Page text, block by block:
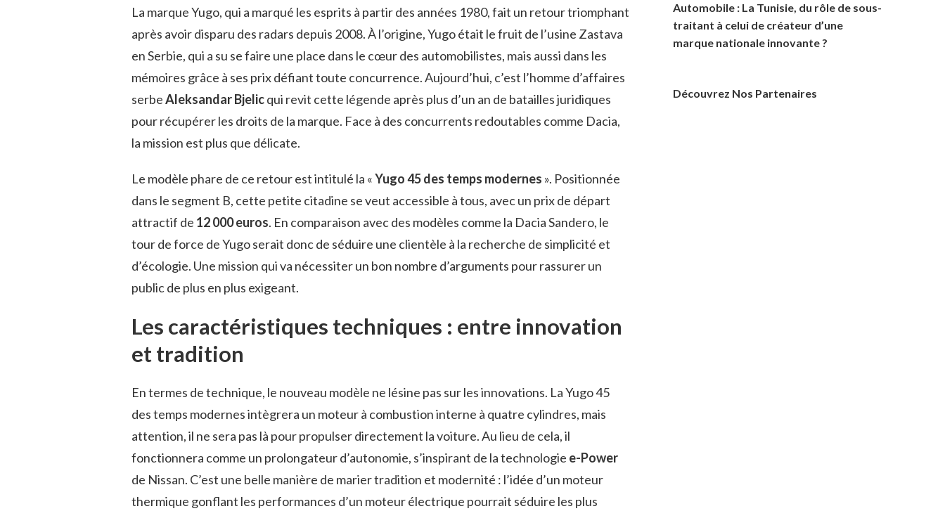
La marque Yugo, qui a marqué les esprits à partir des années 1980, fait un retour triomphant
après avoir disparu des radars depuis 2008. À l’origine, Yugo était le fruit de l’usine Zastava
en Serbie, qui a su se faire une place dans le cœur des automobilistes, mais aussi dans les
mémoires grâce à ses prix défiant toute concurrence. Aujourd’hui, c’est l’homme d’affaires
serbeAleksandar Bjelicqui revit cette légende après plus d’un an de batailles juridiques
pour récupérer les droits de la marque. Face à des concurrents redoutables comme Dacia,
la mission est plus que délicate.
Le modèle phare de ce retour est intitulé la «Yugo 45 des temps modernes ». Positionnée
dans le segment B, cette petite citadine se veut accessible à tous, avec un prix de départ
attractif de 12 000 euros. En comparaison avec des modèles comme la Dacia Sandero, le
tour de force de Yugo serait donc de séduire une clientèle à la recherche de simplicité et
d’écologie. Une mission qui va nécessiter un bon nombre d’arguments pour rassurer un
public de plus en plus exigeant.
Les caractéristiques techniques : entre innovation
et tradition
En termes de technique, le nouveau modèle ne lésine pas sur les innovations. La Yugo 45
des temps modernes intègrera un moteur à combustion interne à quatre cylindres, mais
attention, il ne sera pas là pour propulser directement la voiture. Au lieu de cela, il
fonctionnera comme un prolongateur d’autonomie, s’inspirant de la technologie e-Power
de Nissan. C’est une belle manière de marier tradition et modernité : l’idée d’un moteur
thermique gonflant les performances d’un moteur électrique pourrait séduire les plus
Automobile : La Tunisie, du rôle de sous-
traitant à celui de créateur d’une
marque nationale innovante ?
Découvrez Nos Partenaires